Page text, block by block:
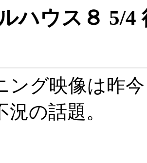
ハウス８ 5/4
ング映像は昨
況の話題。